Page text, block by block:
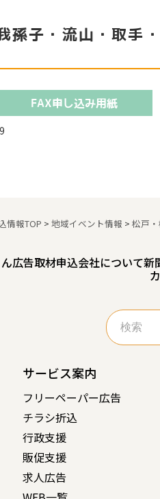
孫子・流山・取手
FAX申し込み用紙
情報TOP >地域イベント情報 >松戸
広告取材申込会社について新
検
索:
サービス案内
フリーペーパー広告
チラシ折込
行政支援
販促支援
求人広告